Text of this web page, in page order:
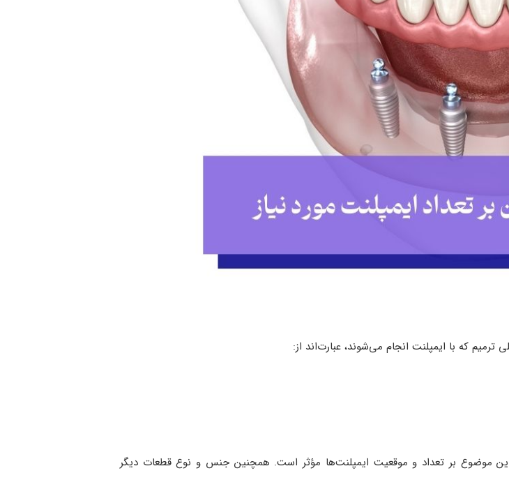
که با ایمپلنت انجام می‌شوند، عبارت‌اند از:
موضوع بر تعداد و موقعیت ایمپلنت‌ها مؤثر است. همچنین جنس و نوع قطعات دیگر